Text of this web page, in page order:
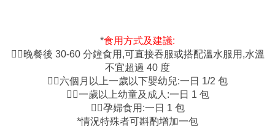
*食用方式及建議:
👉🏻晚餐後 30-60 分鐘食用,可直接吞服或搭配溫水服用,水溫
不宜超過 40 度
👉🏻六個月以上一歲以下嬰幼兒:一日 1/2 包
👉🏻一歲以上幼童及成人:一日 1 包
👉🏻孕婦食用:一日 1 包
*情況特殊者可斟酌增加一包